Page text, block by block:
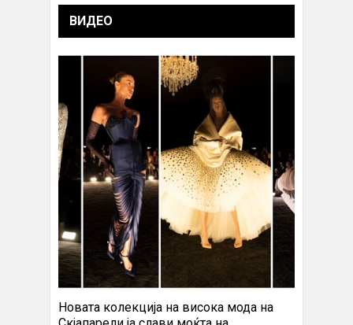
ВИДЕО
Новата колекција на висока мода на